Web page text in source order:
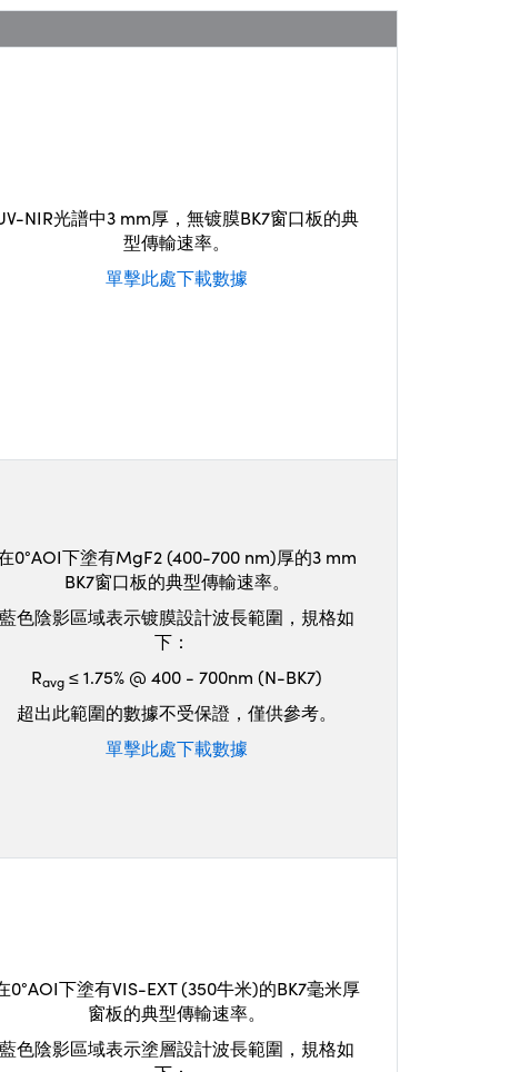
NIR光譜中3 mm厚，無镀膜BK7窗口板的典
型傳輸速率。
單擊此處下載數據
0°AOI下塗有MgF2 (400-700 nm)厚的3 mm
BK7窗口板的典型傳輸速率。
藍色陰影區域表示镀膜設計波長範圍，規格如
下：
Ravg ≤ 1.75% @ 400 - 700nm (N-BK7)
超出此範圍的數據不受保證，僅供參考。
單擊此處下載數據
0°AOI下塗有VIS-EXT (350牛米)的BK7毫米厚
窗板的典型傳輸速率。
藍色陰影區域表示塗層設計波長範圍，規格如